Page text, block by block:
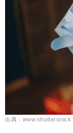
出典：